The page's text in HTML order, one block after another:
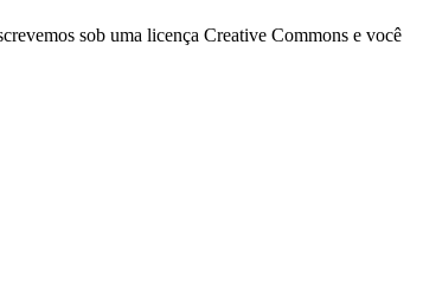
sob uma licença Creative Commons e você